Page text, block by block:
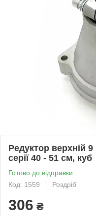
Редуктор верхній
серії 40 - 51 см, куб
Готово до відправки
Код: 1559
Роздріб
306 ₴